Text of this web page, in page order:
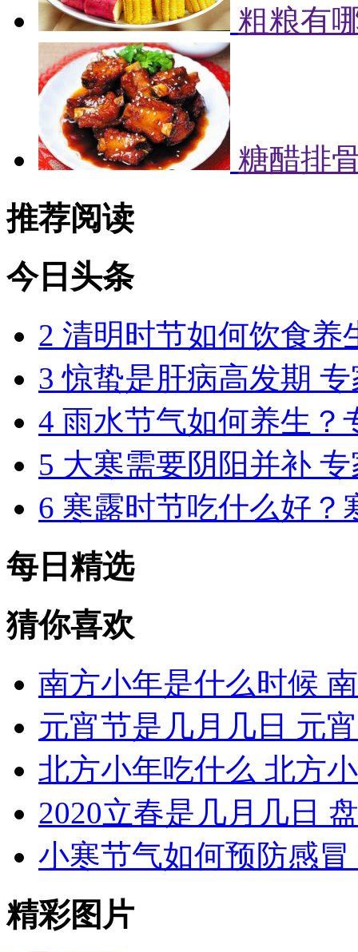
粗粮有
糖醋排
推荐阅读
今日头条
2 清明时节如何饮食养
3 惊蛰是肝病高发期
4 雨水节气如何养生？
5 大寒需要阴阳并补
6 寒露时节吃什么好？
每日精选
猜你喜欢
南方小年是什么时候
元宵节是几月几日 元
北方小年吃什么 北方
2020立春是几月几日
小寒节气如何预防感
精彩图片